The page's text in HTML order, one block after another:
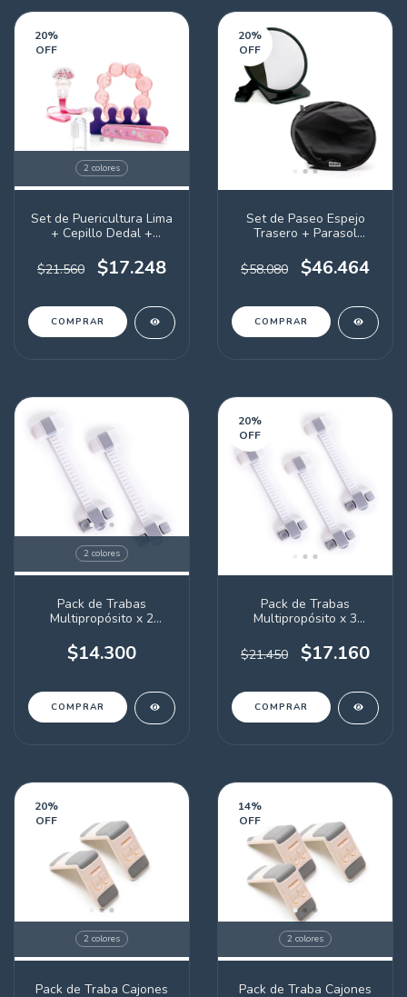
20%
OFF
2 colores
Set de Puericultura Lima
+ Cepillo Dedal +
Sujetachupetes (a
elección)
$21.560 $17.248
COMPRAR
20%
OFF
Set de Paseo Espejo
Trasero + Parasol
$58.080
$46.464
2 colores
Pack de Trabas
Multipropósito x 2
$14.300
COMPRAR
20%
OFF
Pack de Trabas
Multipropósito x 3
$21.450
$17.160
COMPRAR
20%
OFF
2 colores
Pack de Traba Cajones
14%
OFF
2 colores
Pack de Traba Cajones